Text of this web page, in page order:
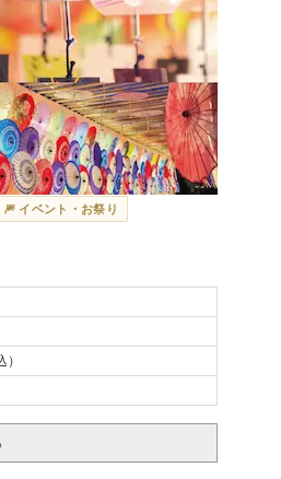
🎆 イベント・お祭り